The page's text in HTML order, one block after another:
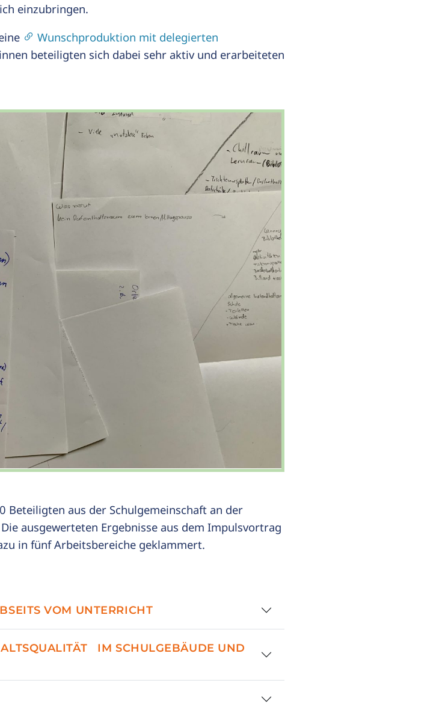
einzubringen.
Wunschproduktion mit delegierten
beteiligten sich dabei sehr aktiv und erarbeiteten
Beteiligten aus der Schulgemeinschaft an der
ausgewerteten Ergebnisse aus dem Impulsvortrag
in fünf Arbeitsbereiche geklammert.
VOM UNTERRICHT
IM SCHULGEBÄUDE UND